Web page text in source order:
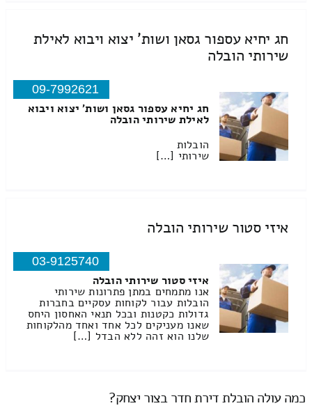
חג יחיא עספור גסאן ושות' יצוא ויבוא לאילת
שירותי הובלה
09-7992621
חג יחיא עספור גסאן ושות' יצוא ויבוא
לאילת שירותי הובלה
הובלות
שירותי […]
איזי סטור שירותי הובלה
03-9125740
איזי סטור שירותי הובלה
אנו מתמחים במתן פתרונות שירותי
הובלות עבור לקוחות עסקיים בחברות
גדולות כקטנות ובכל תנאי האחסון היחס
שאנו מעניקים לכל אחד ואחד מהלקוחות
שלנו הוא זהה ללא הבדל […]
כמה עולה הובלת דירת חדר בצור יצחק?